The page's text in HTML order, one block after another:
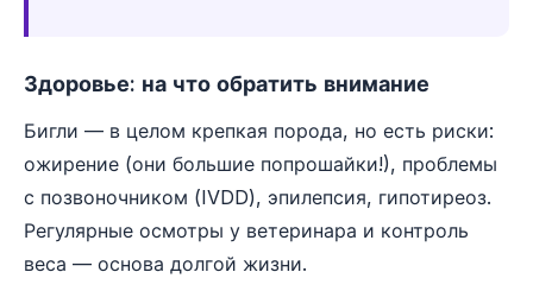
Здоровье: на что обратить внимание
Бигли — в целом крепкая порода, но есть риски:
ожирение (они большие попрошайки!), проблемы
с позвоночником (IVDD), эпилепсия, гипотиреоз.
Регулярные осмотры у ветеринара и контроль
веса — основа долгой жизни.